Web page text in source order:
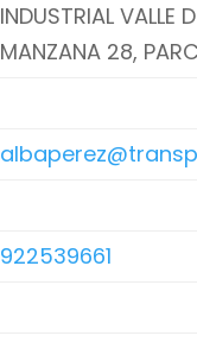
INDUSTRIAL VALLE
MANZANA 28,
922539661